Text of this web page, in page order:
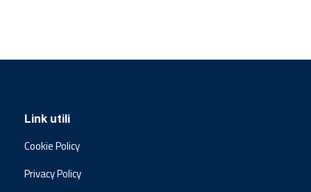
Link utili
Cookie Policy
Privacy Policy